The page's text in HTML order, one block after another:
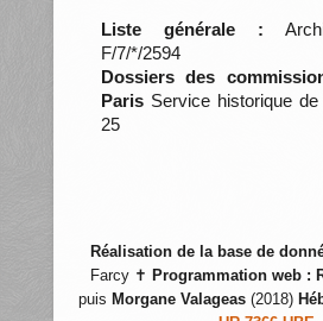
Liste générale :
F/7/*/2594
Dossiers des
ParisService historique
25
Réalisation de la base de
Farcy ✝ Programmation web :
puis Morgane Valageas (2018)